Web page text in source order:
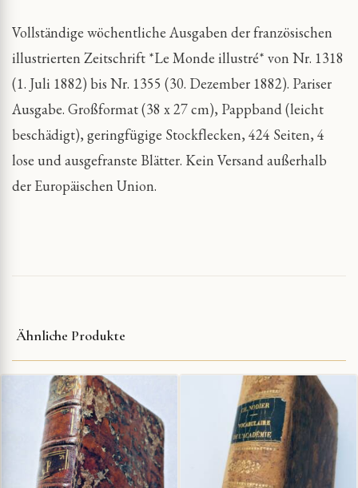
Vollständige wöchentliche Ausgaben der französischen
illustrierten Zeitschrift *Le Monde illustré* von Nr. 1318
(1. Juli 1882) bis Nr. 1355 (30. Dezember 1882). Pariser
Ausgabe. Großformat (38 x 27 cm), Pappband (leicht
beschädigt), geringfügige Stockflecken, 424 Seiten, 4
lose und ausgefranste Blätter. Kein Versand außerhalb
der Europäischen Union.
Ähnliche Produkte